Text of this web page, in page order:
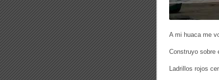
A mi huaca me
Construyo sobre
Ladrillos rojos